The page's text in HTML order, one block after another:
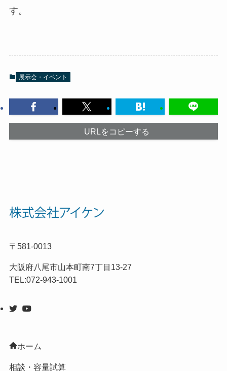
す。
展示会・イベント
URLをコピーする
〒581-0013
大阪府八尾市山本町南7丁目13-27
TEL:072-943-1001
ホーム
相談・容量試算